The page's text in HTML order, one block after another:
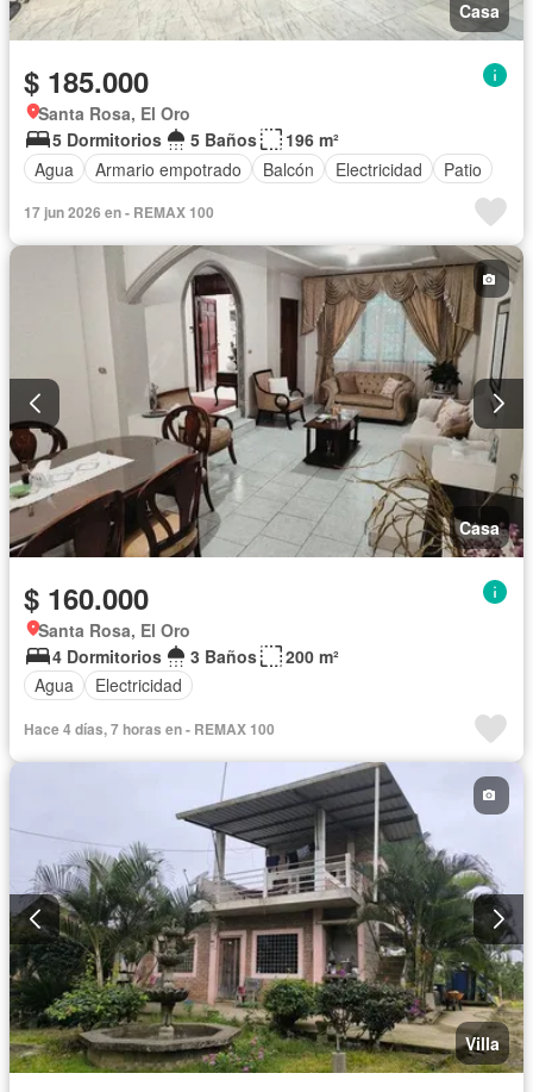
Casa
$ 185.000
Santa Rosa, El Oro
5 Dormitorios
5 Baños
196 m²
Agua
Armario empotrado Balcón Electricidad Patio
17 jun 2026 en - REMAX 100
Casa
$ 160.000
Santa Rosa, El Oro
4 Dormitorios
3 Baños
200 m²
Agua
Electricidad
Hace 4 días, 7 horas en - REMAX 100
Villa